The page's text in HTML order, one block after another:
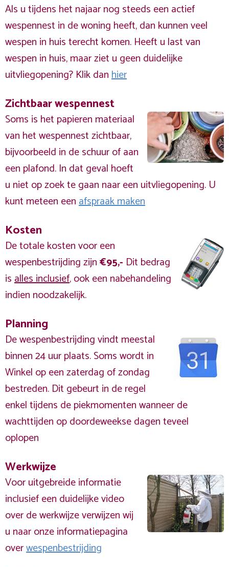
Als u tijdens het najaar nog steeds een actief
wespennest in de woning heeft, dan kunnen veel
wespen in huis terecht komen. Heeft u last van
wespen in huis, maar ziet u geen duidelijke
uitvliegopening? Klik danhier
Zichtbaar wespennest
Soms is het papieren materiaal
van het wespennest zichtbaar,
bijvoorbeeld in de schuur of aan
een plafond. In dat geval hoeft
u niet op zoek te gaan naar een uitvliegopening. U
kunt meteen eenafspraak maken
Kosten
De totale kosten voor een
wespenbestrijding zijn€95,- Dit bedrag
isalles inclusief, ook een nabehandeling
indien noodzakelijk.
Planning
De wespenbestrijding vindt meestal
binnen 24 uur plaats. Soms wordt in
Winkel op een zaterdag of zondag
bestreden. Dit gebeurt in de regel
enkel tijdens de piekmomenten wanneer de
wachttijden op doordeweekse dagen teveel
oplopen
Werkwijze
Voor uitgebreide informatie
inclusief een duidelijke video
over de werkwijze verwijzen wij
u naar onze informatiepagina
overwespenbestrijding